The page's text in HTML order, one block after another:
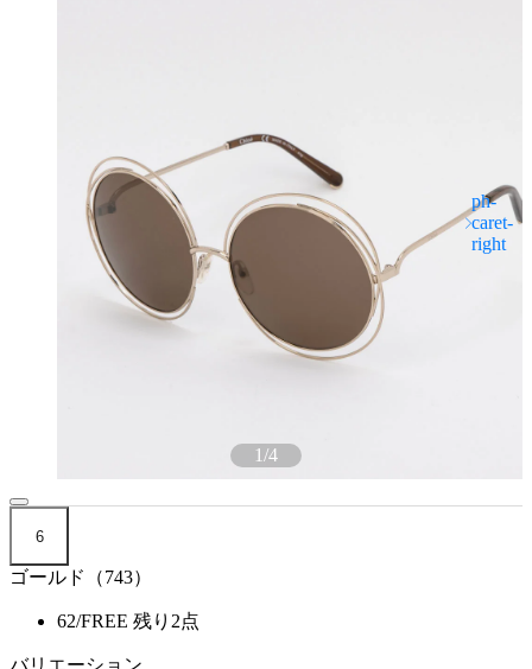
1/4
6
ゴールド（743）
62/FREE 残り2点